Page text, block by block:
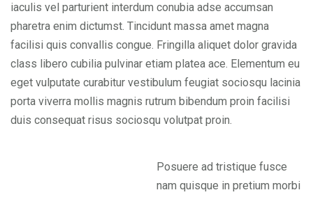
iaculis vel parturient interdum conubia adse accumsan
pharetra enim dictumst. Tincidunt massa amet magna
facilisi quis convallis congue. Fringilla aliquet dolor gravida
class libero cubilia pulvinar etiam platea ace. Elementum eu
eget vulputate curabitur vestibulum feugiat sociosqu lacinia
porta viverra mollis magnis rutrum bibendum proin facilisi
duis consequat risus sociosqu volutpat proin.
Posuere ad tristique fusce
nam quisque in pretium morbi